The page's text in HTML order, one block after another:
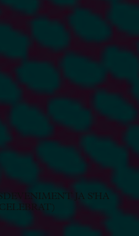
JA S'HA
CELEBRAT)